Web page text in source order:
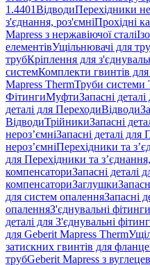
1.4401ВідводиПерехідники
з'єднання, роз'ємніПрохідні
Mapress з нержавіючої сталі
елементівУщільнювачі для
трубКріплення для
системКомплекти гвинтів
Mapress ThermТруби системи
ФітингиМуфтиЗапасні
деталі для ПереходиВідводи
ВідводиТрійникиЗапасні
нероз’ємніЗапасні деталі для
нероз’ємніПерехідники та
для Перехідники та
компенсаториЗапасні деталі
компенсаториЗаглушки
для систем опаленняЗапасні
опаленняЗ'єднувальні
деталі для З'єднувальні
для Geberit Mapress Therm
затискних гвинтів для
трубGeberit Mapress з